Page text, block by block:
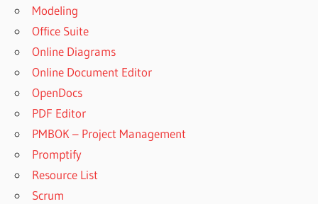
Modeling
Office Suite
Online Diagrams
Online Document Editor
OpenDocs
PDF Editor
PMBOK – Project Management
Promptify
Resource List
Scrum